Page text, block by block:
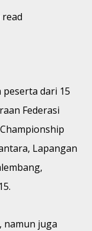
read
peserta dari 15
Federasi
Lapangan
namun juga